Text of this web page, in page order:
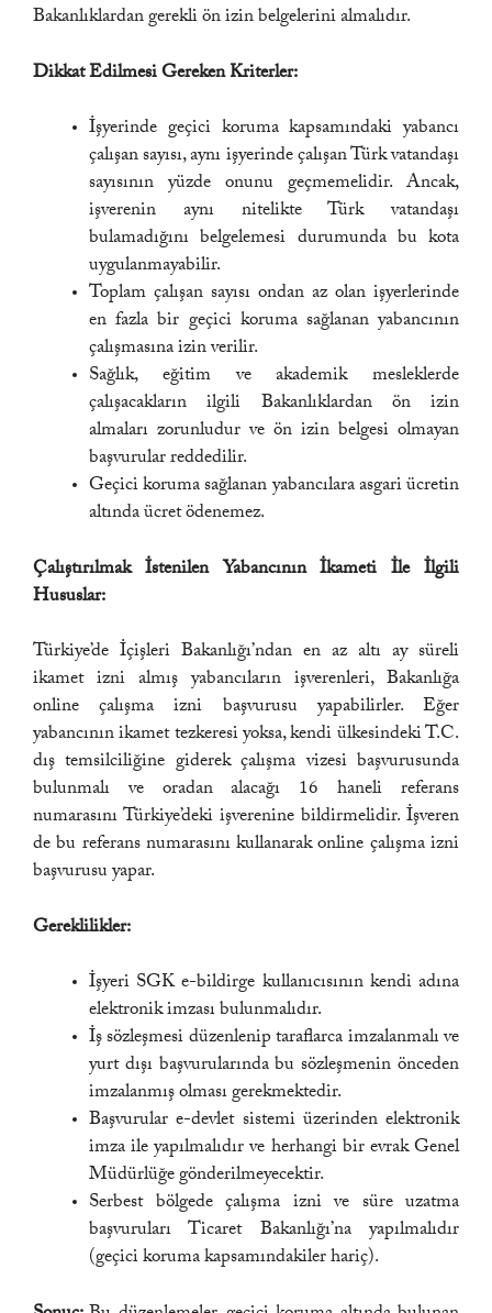
Bakanlıklardan gerekli ön izin belgelerini almalıdır.
Dikkat Edilmesi Gereken Kriterler:
İşyerinde geçici koruma kapsamındaki yabancı
çalışan sayısı, aynı işyerinde çalışan Türk vatandaşı
sayısının yüzde onunu geçmemelidir. Ancak,
işverenin aynı nitelikte Türk vatandaşı
bulamadığını belgelemesi durumunda bu kota
uygulanmayabilir.
Toplam çalışan sayısı ondan az olan işyerlerinde
en fazla bir geçici koruma sağlanan yabancının
çalışmasına izin verilir.
Sağlık, eğitim ve akademik mesleklerde
çalışacakların ilgili Bakanlıklardan ön izin
almaları zorunludur ve ön izin belgesi olmayan
başvurular reddedilir.
Geçici koruma sağlanan yabancılara asgari ücretin
altında ücret ödenemez.
Çalıştırılmak İstenilen Yabancının İkameti İle İlgili
Hususlar:
Türkiye’de İçişleri Bakanlığı’ndan en az altı ay süreli
ikamet izni almış yabancıların işverenleri, Bakanlığa
online çalışma izni başvurusu yapabilirler. Eğer
yabancının ikamet tezkeresi yoksa, kendi ülkesindeki T.C.
dış temsilciliğine giderek çalışma vizesi başvurusunda
bulunmalı ve oradan alacağı 16 haneli referans
numarasını Türkiye’deki işverenine bildirmelidir. İşveren
de bu referans numarasını kullanarak online çalışma izni
başvurusu yapar.
Gereklilikler:
İşyeri SGK e-bildirge kullanıcısının kendi adına
elektronik imzası bulunmalıdır.
İş sözleşmesi düzenlenip taraflarca imzalanmalı ve
yurt dışı başvurularında bu sözleşmenin önceden
imzalanmış olması gerekmektedir.
Başvurular e-devlet sistemi üzerinden elektronik
imza ile yapılmalıdır ve herhangi bir evrak Genel
Müdürlüğe gönderilmeyecektir.
Serbest bölgede çalışma izni ve süre uzatma
başvuruları Ticaret Bakanlığı’na yapılmalıdır
(geçici koruma kapsamındakiler hariç).